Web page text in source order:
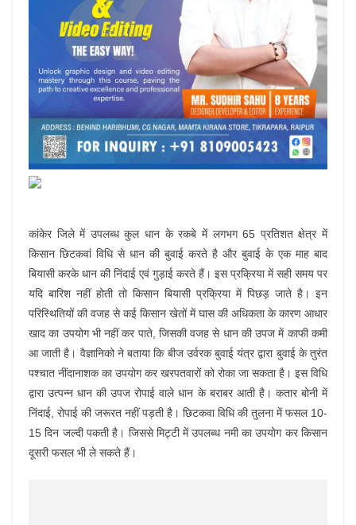
कांकेर जिले में उपलब्ध कुल धान के रकबे में लगभग 65 प्रतिशत क्षेत्र में
किसान छिटकवां विधि से धान की बुवाई करते है और बुवाई के एक माह बाद
बियासी करके धान की निंदाई एवं गुड़ाई करते हैं। इस प्रक्रिया में सही समय पर
यदि बारिश नहीं होती तो किसान बियासी प्रक्रिया में पिछड़ जाते है। इन
परिस्थितियों की वजह से कई किसान खेतों में घास की अधिकता के कारण आधार
खाद का उपयोग भी नहीं कर पाते, जिसकी वजह से धान की उपज में काफी कमी
आ जाती है। वैज्ञानिको ने बताया कि बीज उर्वरक बुवाई यंत्र द्वारा बुवाई के तुरंत
पश्चात नींदानाशक का उपयोग कर खरपतवारों को रोका जा सकता है। इस विधि
द्वारा उत्पन्न धान की उपज रोपाई वाले धान के बराबर आती है। कतार बोनी में
निंदाई, रोपाई की जरूरत नहीं पड़ती है। छिटकवा विधि की तुलना में फसल 10-
15 दिन जल्दी पकती है। जिससे मिट्टी में उपलब्ध नमी का उपयोग कर किसान
दूसरी फसल भी ले सकते हैं।